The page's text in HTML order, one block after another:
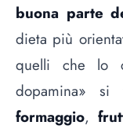
buona parte
dieta più
quelli che lo
dopamina» si
formaggio,